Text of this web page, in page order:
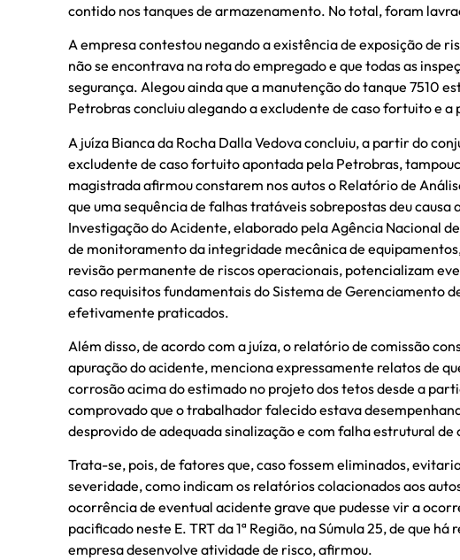
contido nos tanques de armazenamento. No total, foram
A empresa contestou negando a existência de exposição de
não se encontrava na rota do empregado e que todas as
segurança. Alegou ainda que a manutenção do tanque 7510
Petrobras concluiu alegando a excludente de caso fortuito e
A juíza Bianca da Rocha Dalla Vedova concluiu, a partir do
excludente de caso fortuito apontada pela Petrobras,
magistrada afirmou constarem nos autos o Relatório de
que uma sequência de falhas tratáveis sobrepostas deu
Investigação do Acidente, elaborado pela Agência Nacional
de monitoramento da integridade mecânica de
revisão permanente de riscos operacionais, potencializam
caso requisitos fundamentais do Sistema de Gerenciamento
efetivamente praticados.
Além disso, de acordo com a juíza, o relatório de comissão
apuração do acidente, menciona expressamente relatos de
corrosão acima do estimado no projeto dos tetos desde a
comprovado que o trabalhador falecido estava
desprovido de adequada sinalização e com falha estrutural
Trata-se, pois, de fatores que, caso fossem eliminados,
severidade, como indicam os relatórios colacionados aos
ocorrência de eventual acidente grave que pudesse vir a
pacificado neste E. TRT da 1ª Região, na Súmula 25, de que
empresa desenvolve atividade de risco, afirmou.